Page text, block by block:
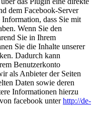
dem Facebook-Server
dass Sie mit
Wenn Sie den
Sie in Ihrem
Sie die Inhalte unserer
Dadurch kann
Benutzerkonto
als Anbieter der Seiten
Daten sowie deren
Informationen hierzu
facebook unterhttp://de-